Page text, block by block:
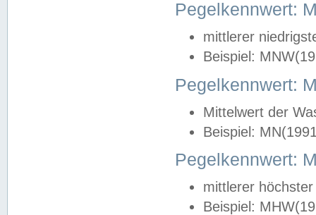
Pegelkennwert:
mittlerer
Beispiel:
Pegelkennwert:
Mittelwert der
Beispiel:
Pegelkennwert:
mittlerer
Beispiel: